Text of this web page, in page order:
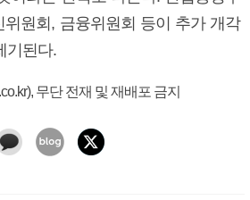
원회, 금융위원회 등이 추가 개각
기된다.
무단 전재 및 재배포 금지